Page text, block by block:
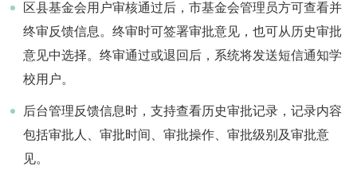
区县基金会用户审核通过后，市基金会管理员方可查看并
终审反馈信息。终审时可签署审批意见，也可从历史审批
意见中选择。终审通过或退回后，系统将发送短信通知学
校用户。
后台管理反馈信息时，支持查看历史审批记录，记录内容
包括审批人、审批时间、审批操作、审批级别及审批意
见。